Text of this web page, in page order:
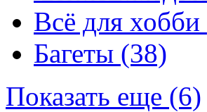
Всё для хобби
Багеты (38)
Показать еще (6)